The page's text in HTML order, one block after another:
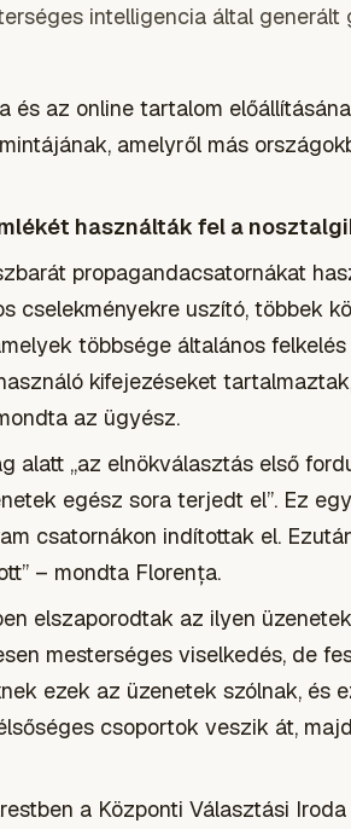
intelligencia által
és az online tartalom
amelyről más
használták fel a
propagandacsatornákat
cselekményekre uszító, többek
többsége általános
kifejezéseket
az ügyész.
alatt „az elnökválasztás első
egész sora terjedt el”. Ez
csatornákon indítottak el.
– mondta Florența.
elszaporodtak az ilyen
mesterséges viselkedés, de
ezek az üzenetek szólnak, és
csoportok veszik át,
a Központi Választási